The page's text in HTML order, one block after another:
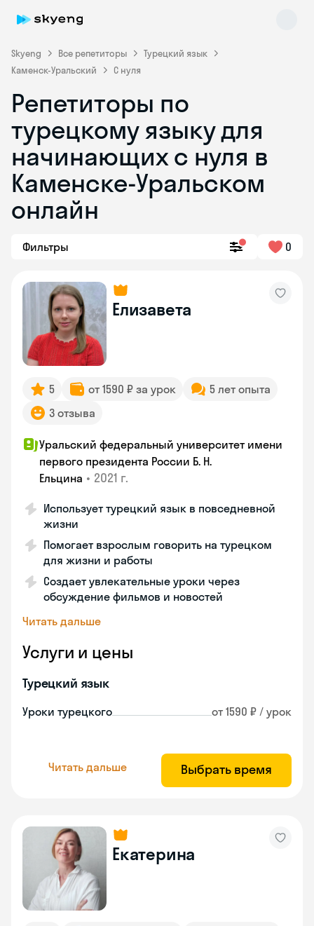
Skyeng Все репетиторы
Турецкий язык
Каменск-Уральский
С нуля
Репетиторы по
турецкому языку для
начинающих с нуля в
Каменске-Уральском
онлайн
Фильтры 0
Елизавета
5 от 1590 ₽ за урок
5 лет опыта
3 отзыва
Уральский федеральный университет имени
первого президента России Б. Н.
Ельцина • 2021 г.
Использует турецкий язык в повседневной
жизни
Помогает взрослым говорить на турецком
для жизни и работы
Создает увлекательные уроки через
обсуждение фильмов и новостей
Читать дальше
Услуги и цены
Турецкий язык
Уроки турецкого от 1590 ₽ / урок
Читать дальше Выбрать время
Екатерина
Skyeng Chat